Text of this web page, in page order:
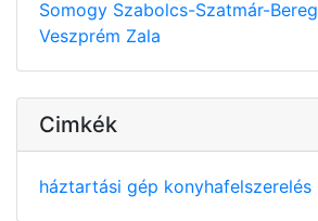
Somogy Szabolcs-Szatmár-Bereg
Veszprém Zala
Cimkék
háztartási gép konyhafelszerelés